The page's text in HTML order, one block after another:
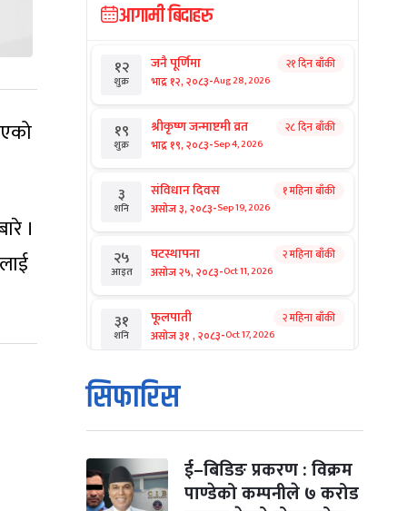
।
आगामी बिदाहरु
१२
शुक्र
जनै पूर्णिमा
भाद्र १२, २०८३-Aug 28, 2026
२१ दिन बाँकी
१९
शुक्र
श्रीकृष्ण जन्माष्टमी व्रत
भाद्र १९, २०८३-Sep 4, 2026
२८ दिन बाँकी
३
शनि
संविधान दिवस
असोज ३, २०८३-Sep 19, 2026
१ महिना बाँकी
२५
आइत
घटस्थापना
असोज २५, २०८३-Oct 11, 2026
२ महिना बाँकी
३१
शनि
फूलपाती
असोज ३१ , २०८३-Oct 17, 2026
२ महिना बाँकी
१
आइत
कार्तिक सङ्क्रान्ति
कार्तिक १, २०८३
मंगल कार्तिक ३, २०८३-Oct 20, 2026
सिफारिस
ई–बिडिङ प्रकरण : विक्रम
पाण्डेको कम्पनीले ७ करोड